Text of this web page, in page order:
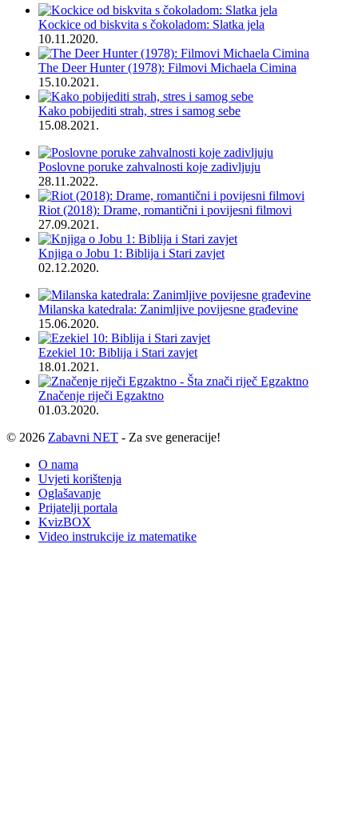
Kockice od biskvita s čokoladom: Slatka jela
10.11.2020.
The Deer Hunter (1978): Filmovi Michaela Cimina
15.10.2021.
Kako pobijediti strah, stres i samog sebe
15.08.2021.
Poslovne poruke zahvalnosti koje zadivljuju
28.11.2022.
Riot (2018): Drame, romantični i povijesni filmovi
27.09.2021.
Knjiga o Jobu 1: Biblija i Stari zavjet
02.12.2020.
Milanska katedrala: Zanimljive povijesne građevine
15.06.2020.
Ezekiel 10: Biblija i Stari zavjet
18.01.2021.
Značenje riječi Egzaktno
01.03.2020.
© 2026 Zabavni NET - Za sve generacije!
O nama
Uvjeti korištenja
Oglašavanje
Prijatelji portala
KvizBOX
Video instrukcije iz matematike